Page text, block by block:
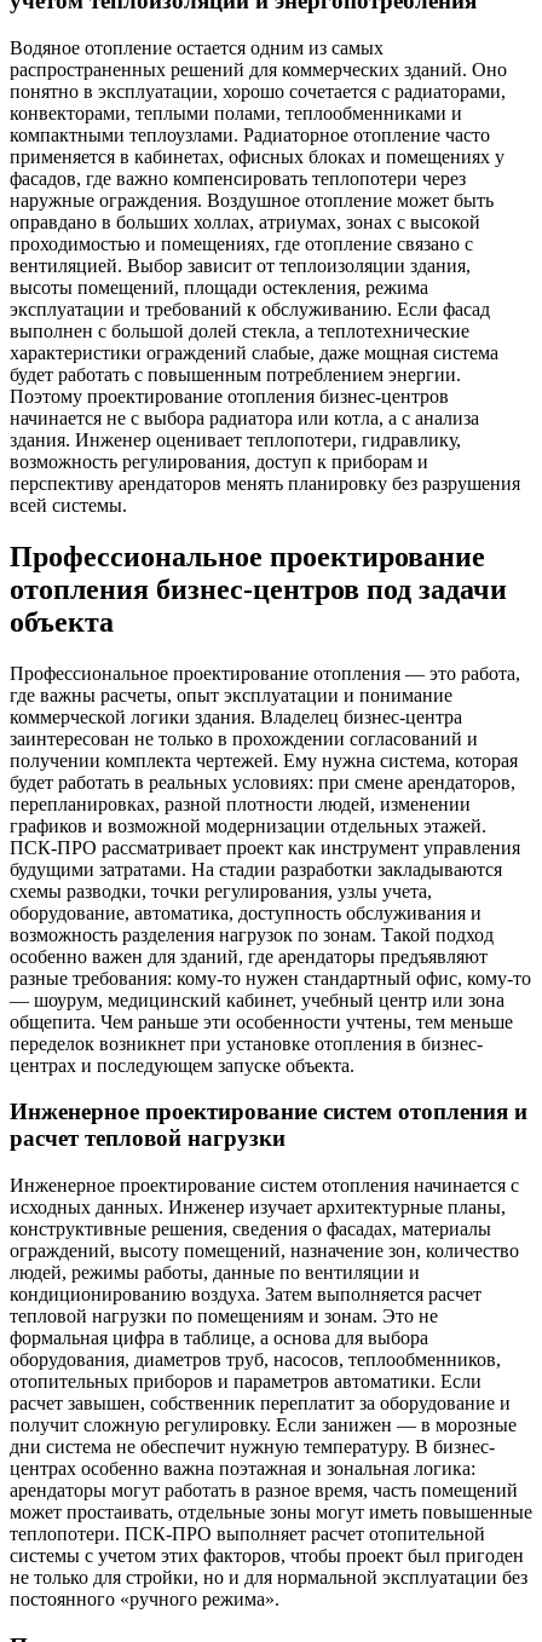
Водяное отопление остается одним из самых
распространенных решений для коммерческих зданий. Оно
понятно в эксплуатации, хорошо сочетается с радиаторами,
конвекторами, теплыми полами, теплообменниками и
компактными теплоузлами. Радиаторное отопление часто
применяется в кабинетах, офисных блоках и помещениях у
фасадов, где важно компенсировать теплопотери через
наружные ограждения. Воздушное отопление может быть
оправдано в больших холлах, атриумах, зонах с высокой
проходимостью и помещениях, где отопление связано с
вентиляцией. Выбор зависит от теплоизоляции здания,
высоты помещений, площади остекления, режима
эксплуатации и требований к обслуживанию. Если фасад
выполнен с большой долей стекла, а теплотехнические
характеристики ограждений слабые, даже мощная система
будет работать с повышенным потреблением энергии.
Поэтому проектирование отопления бизнес-центров
начинается не с выбора радиатора или котла, а с анализа
здания. Инженер оценивает теплопотери, гидравлику,
возможность регулирования, доступ к приборам и
перспективу арендаторов менять планировку без разрушения
всей системы.
Профессиональное проектирование
отопления бизнес-центров под задачи
объекта
Профессиональное проектирование отопления — это работа,
где важны расчеты, опыт эксплуатации и понимание
коммерческой логики здания. Владелец бизнес-центра
заинтересован не только в прохождении согласований и
получении комплекта чертежей. Ему нужна система, которая
будет работать в реальных условиях: при смене арендаторов,
перепланировках, разной плотности людей, изменении
графиков и возможной модернизации отдельных этажей.
ПСК-ПРО рассматривает проект как инструмент управления
будущими затратами. На стадии разработки закладываются
схемы разводки, точки регулирования, узлы учета,
оборудование, автоматика, доступность обслуживания и
возможность разделения нагрузок по зонам. Такой подход
особенно важен для зданий, где арендаторы предъявляют
разные требования: кому-то нужен стандартный офис, кому-то
— шоурум, медицинский кабинет, учебный центр или зона
общепита. Чем раньше эти особенности учтены, тем меньше
переделок возникнет при установке отопления в бизнес-
центрах и последующем запуске объекта.
Инженерное проектирование систем отопления и
расчет тепловой нагрузки
Инженерное проектирование систем отопления начинается с
исходных данных. Инженер изучает архитектурные планы,
конструктивные решения, сведения о фасадах, материалы
ограждений, высоту помещений, назначение зон, количество
людей, режимы работы, данные по вентиляции и
кондиционированию воздуха. Затем выполняется расчет
тепловой нагрузки по помещениям и зонам. Это не
формальная цифра в таблице, а основа для выбора
оборудования, диаметров труб, насосов, теплообменников,
отопительных приборов и параметров автоматики. Если
расчет завышен, собственник переплатит за оборудование и
получит сложную регулировку. Если занижен — в морозные
дни система не обеспечит нужную температуру. В бизнес-
центрах особенно важна поэтажная и зональная логика:
арендаторы могут работать в разное время, часть помещений
может простаивать, отдельные зоны могут иметь повышенные
теплопотери. ПСК-ПРО выполняет расчет отопительной
системы с учетом этих факторов, чтобы проект был пригоден
не только для стройки, но и для нормальной эксплуатации без
постоянного «ручного режима».